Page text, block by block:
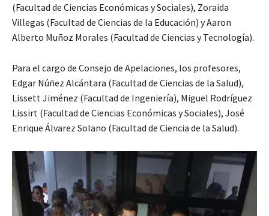
(Facultad de Ciencias Económicas y Sociales), Zoraida
Villegas (Facultad de Ciencias de la Educación) y Aaron
Alberto Muñoz Morales (Facultad de Ciencias y Tecnología).
Para el cargo de Consejo de Apelaciones, los profesores,
Edgar Núñez Alcántara (Facultad de Ciencias de la Salud),
Lissett Jiménez (Facultad de Ingeniería), Miguel Rodríguez
Lissirt (Facultad de Ciencias Económicas y Sociales), José
Enrique Álvarez Solano (Facultad de Ciencia de la Salud).